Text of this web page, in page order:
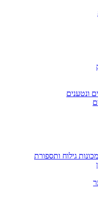
ונטענים
גילוח ותספורת